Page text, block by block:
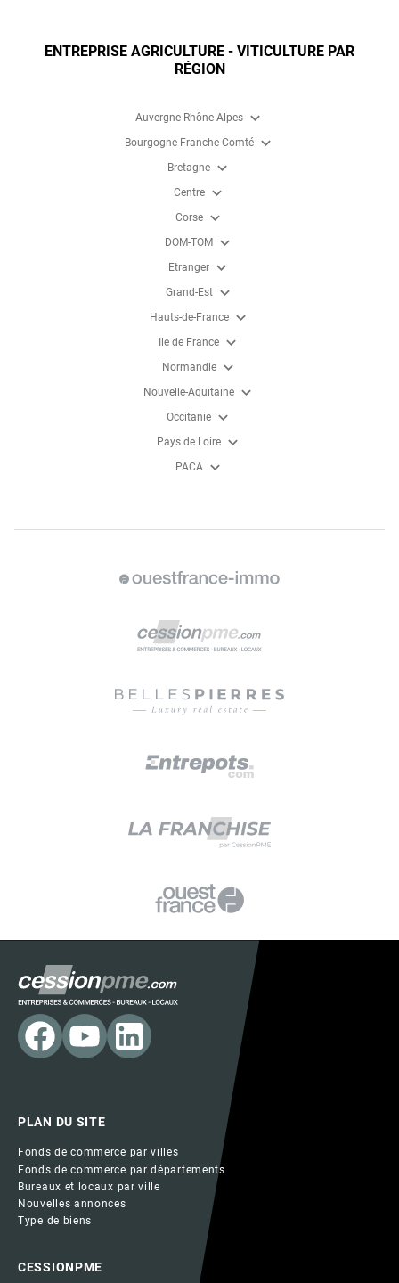
ENTREPRISE AGRICULTURE - VITICULTURE PAR
RÉGION
Auvergne-Rhône-Alpes expand_more
Bourgogne-Franche-Comté expand_more
Bretagne expand_more
Centre expand_more
Corse expand_more
DOM-TOM expand_more
Etranger expand_more
Grand-Est expand_more
Hauts-de-France expand_more
Ile de France expand_more
Normandie expand_more
Nouvelle-Aquitaine expand_more
Occitanie expand_more
Pays de Loire expand_more
PACA expand_more
PLAN DU SITE
Fonds de commerce par villes
Fonds de commerce par départements
Bureaux et locaux par ville
Nouvelles annonces
Type de biens
CESSIONPME